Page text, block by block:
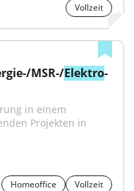
Vollzeit
MSR-/Elektro-
in einem
Projekten in
Homeoffice
Vollzeit